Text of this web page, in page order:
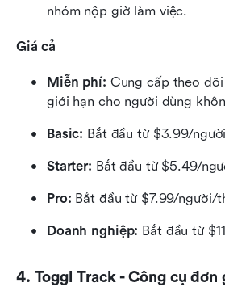
nhóm nộp giờ làm việc.
Giá cả
Miễn phí: Cung cấp theo
giới hạn cho người dùng
Basic: Bắt đầu từ $3.99/
Starter: Bắt đầu từ $5.49/
Pro: Bắt đầu từ $7.99/người/
Doanh nghiệp: Bắt đầu từ
4. Toggl Track - Công cụ đơn